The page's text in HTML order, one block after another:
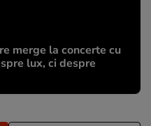
merge la concerte cu
lux, ci despre